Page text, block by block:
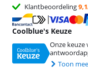
Klantbeoordeling
Coolblue's Keuze
Onze
Toon